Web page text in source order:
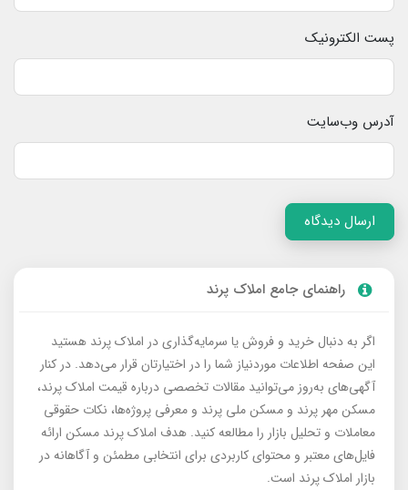
پست الکترونیک
آدرس وب‌سایت
ارسال دیدگاه
راهنمای جامع املاک پرند
اگر به دنبال خرید و فروش یا سرمایه‌گذاری در املاک پرند هستید
این صفحه اطلاعات موردنیاز شما را در اختیارتان قرار می‌دهد. در کنار
آگهی‌های به‌روز می‌توانید مقالات تخصصی درباره قیمت املاک پرند،
مسکن مهر پرند و مسکن ملی پرند و معرفی پروژه‌ها، نکات حقوقی
معاملات و تحلیل بازار را مطالعه کنید. هدف املاک پرند مسکن ارائه
فایل‌های معتبر و محتوای کاربردی برای انتخابی مطمئن و آگاهانه در
بازار املاک پرند است.